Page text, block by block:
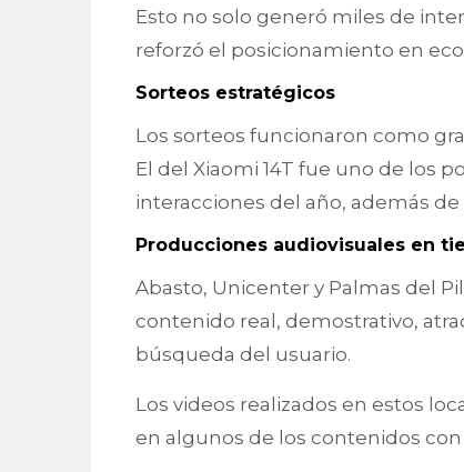
Esto no solo generó miles de
reforzó el posicionamiento en
Sorteos estratégicos
Los sorteos funcionaron como
El del Xiaomi 14T fue uno de los
interacciones del año, además
Producciones audiovisuales en
Abasto, Unicenter y Palmas del
contenido real, demostrativo,
búsqueda del usuario.
Los videos realizados en estos
en algunos de los contenidos